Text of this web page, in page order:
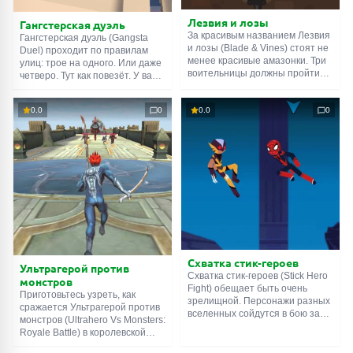
Гангстерская дуэль
Гангстерская дуэль (Gangsta
Duel) проходит по правилам
улиц: трое на одного. Или даже
четверо. Тут как повезёт. У вас
Враги вооружены дубинками,
ножами, коктейлями Молотова.
Единственный способ выжить в
этой неравной схватке –
тренировать способности,
улучшать характеристики и
тратить заработанные деньги
на апгрейды.
Лезвия и лозы
За красивым названием Лезвия
и лозы (Blade & Vines) стоят не
менее красивые амазонки. Три
воительницы должны пройти
вооружёнными врагами и
смертельными ловушками. По
драгоценные камни с золотыми
звёздами, но гораздо важнее
найти ключ. Только он
открывает двери, ведущие на
следующий уровень. Удачных
приключений!
0.0 0
Ультрагерой против
монстров
Приготовьтесь узреть, как
сражается Ультрагерой против
монстров (Ultrahero Vs Monsters:
Royale Battle) в королевской
0.0 0
Схватка стик-героев
Схватка стик-героев (Stick Hero
Fight) обещает быть очень
зрелищной. Персонажи разных
вселенных сойдутся в бою за